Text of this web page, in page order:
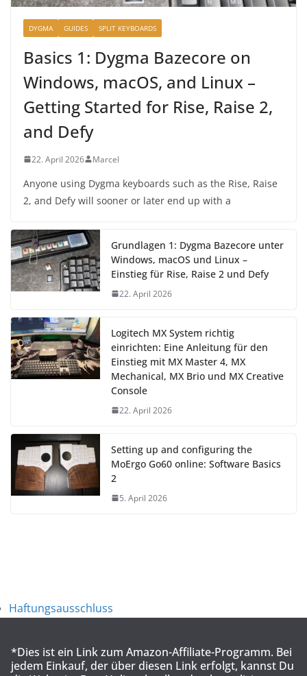
DYGMA GUIDES SPLIT KEYBOARDS
Basics 1: Dygma Bazecore on
Windows, macOS, and Linux –
Getting Started for Rise, Raise 2,
and Defy
22. April 2026 Marcel
Anyone using Dygma keyboards such as the Rise, Raise
2, and Defy will sooner or later end up with a
Grundlagen 1: Dygma Bazecore unter
Windows, macOS und Linux –
Einstieg für Rise, Raise 2 und Defy
22. April 2026
Logitech MX System richtig
einrichten: Eine Anleitung für den
Einstieg mit MX Master 4, MX
Mechanical, MX Brio und MX Creative
Console
22. April 2026
Setting up and configuring the
MoErgo Go60 online: Software Basics
2
5. April 2026
Haftungsausschluss
*Dies ist ein Link zum Amazon-Affiliate-Programm. Bei
jedem Einkauf, der über diesen Link erfolgt, kannst Du